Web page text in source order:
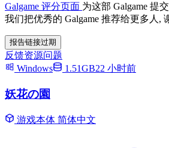
Galgame 评分页面 为这部 Galgame 提
我们把优秀的 Galgame 推荐给更多人,
报告链接过期
反馈资源问题
Windows
1.51GB22 小时前
妖花の園
游戏本体 简体中文